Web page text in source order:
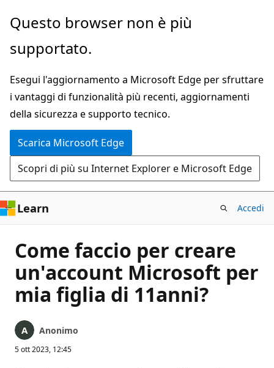
Ignora
passa
contenuto
principale
Questo browser non è più
supportato.
Esegui l'aggiornamento a Microsoft Edge per sfruttare
i vantaggi di funzionalità più recenti, aggiornamenti
della sicurezza e supporto tecnico.
Scarica Microsoft Edge
Scopri di più su Internet Explorer e Microsoft Edge
Learn Accedi
Come faccio per creare
un'account Microsoft per
mia figlia di 11anni?
Anonimo
5 ott 2023, 12:45